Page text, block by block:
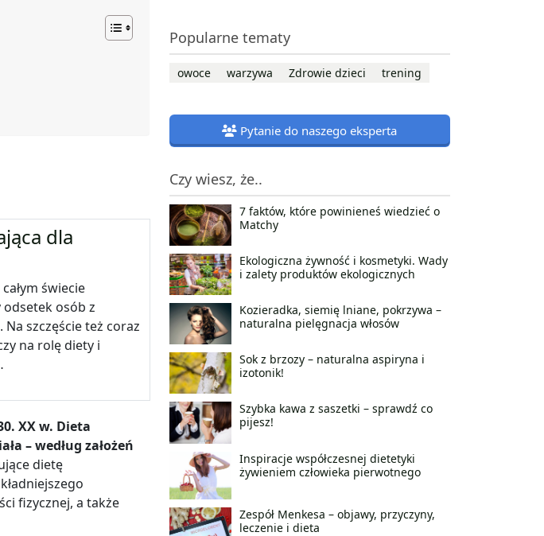
dla
świecie
osób z
Na szczęście też coraz
na rolę diety i
XX w. Dieta
– według założeń
dietę
fizycznej, a także
Popularne tematy
owoce warzywa Zdrowie dzieci trening
Pytanie do naszego eksperta
Czy wiesz, że..
7 faktów, które powinieneś wiedzieć o
Matchy
Ekologiczna żywność i kosmetyki. Wady
i zalety produktów ekologicznych
Kozieradka, siemię lniane, pokrzywa –
naturalna pielęgnacja włosów
Sok z brzozy – naturalna aspiryna i
izotonik!
Szybka kawa z saszetki – sprawdź co
pijesz!
Inspiracje współczesnej dietetyki
żywieniem człowieka pierwotnego
Zespół Menkesa – objawy, przyczyny,
leczenie i dieta